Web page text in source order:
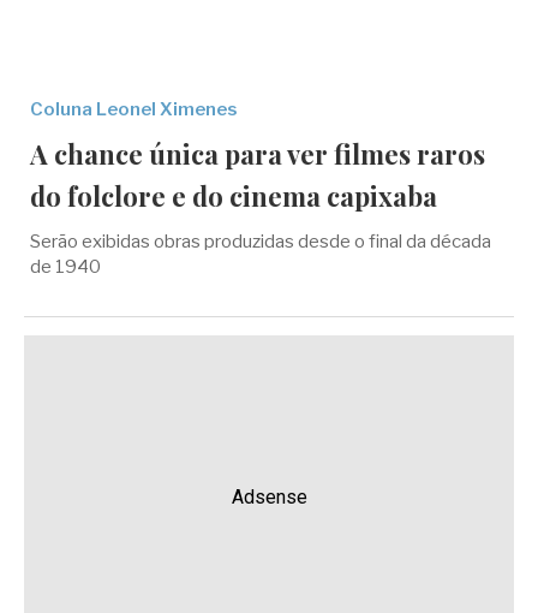
Coluna Leonel Ximenes
A chance única para ver filmes raros
do folclore e do cinema capixaba
Serão exibidas obras produzidas desde o final da década
de 1940
Adsense